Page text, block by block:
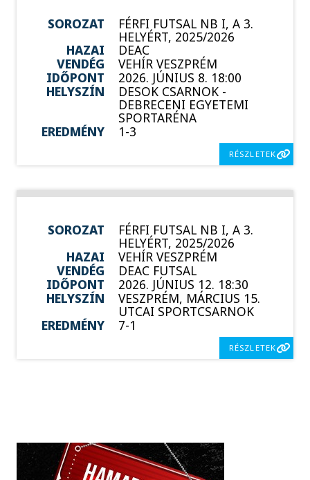
SOROZAT FÉRFI FUTSAL NB I, A 3.
HELYÉRT, 2025/2026
HAZAI
DEAC
VENDÉG
VEHÍR VESZPRÉM
IDŐPONT
2026. JÚNIUS 8. 18:00
HELYSZÍN
DESOK CSARNOK -
DEBRECENI EGYETEMI
SPORTARÉNA
EREDMÉNY
1-3
RÉSZLETEK
SOROZAT FÉRFI FUTSAL NB I, A 3.
HELYÉRT, 2025/2026
HAZAI
VEHÍR VESZPRÉM
VENDÉG
DEAC FUTSAL
IDŐPONT
2026. JÚNIUS 12. 18:30
HELYSZÍN
VESZPRÉM, MÁRCIUS 15.
UTCAI SPORTCSARNOK
EREDMÉNY
7-1
RÉSZLETEK